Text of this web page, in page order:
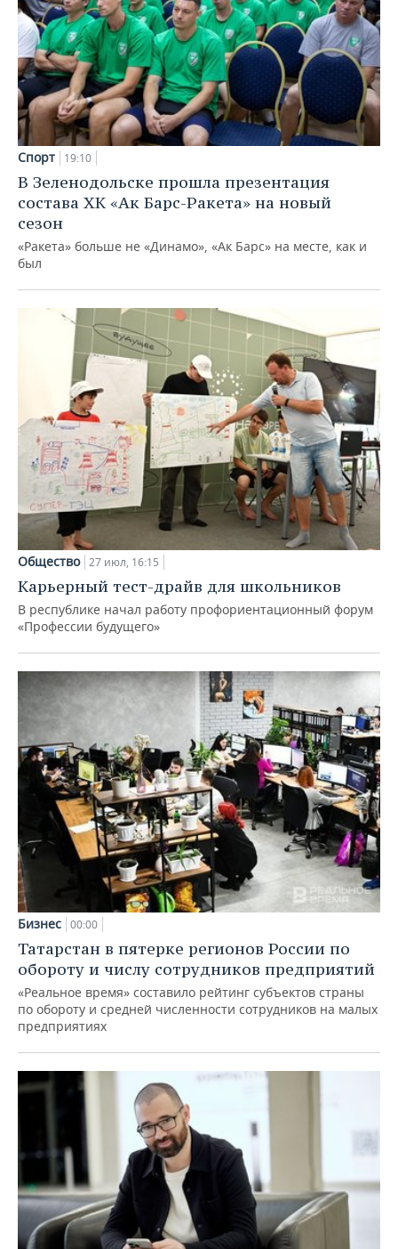
Спорт 19:10
В Зеленодольске прошла презентация
состава ХК «Ак Барс-Ракета» на новый
сезон
«Ракета» больше не «Динамо», «Ак Барс» на месте, как и
был
Общество 27 июл, 16:15
Карьерный тест-драйв для школьников
В республике начал работу профориентационный форум
«Профессии будущего»
Бизнес 00:00
Татарстан в пятерке регионов России по
обороту и числу сотрудников предприятий
«Реальное время» составило рейтинг субъектов страны
по обороту и средней численности сотрудников на малых
предприятиях